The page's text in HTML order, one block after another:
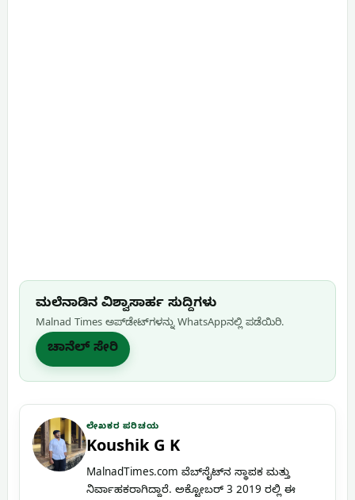
ಮಲೆನಾಡಿನ ವಿಶ್ವಾಸಾರ್ಹ ಸುದ್ದಿಗಳು
Malnad Times ಅಪ್‌ಡೇಟ್‌ಗಳನ್ನು WhatsApp‌ನಲ್ಲಿ ಪಡೆಯಿರಿ.
ಚಾನೆಲ್ ಸೇರಿ
ಲೇಖಕರ ಪರಿಚಯ
Koushik G K
MalnadTimes.com ವೆಬ್‌ಸೈಟ್‌ನ ಸ್ಥಾಪಕ ಮತ್ತು
ನಿರ್ವಾಹಕರಾಗಿದ್ದಾರೆ. ಅಕ್ಟೋಬರ್ 3 2019 ರಲ್ಲಿ ಈ